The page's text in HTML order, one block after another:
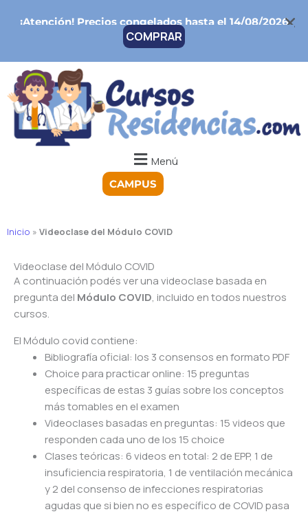
¡Atención!Precios congelados hasta el 14/08/2026
COMPRAR
Menú
CAMPUS
Inicio » Videoclase del Módulo COVID
Videoclase del Módulo COVID
A continuación podés ver una videoclase basada en
pregunta del Módulo COVID, incluido en todos nuestros
cursos.
El Módulo covid contiene:
Bibliografía oficial: los 3 consensos en formato PDF
Choice para practicar online: 15 preguntas
específicas de estas 3 guías sobre los conceptos
más tomables en el examen
Videoclases basadas en preguntas: 15 videos que
responden cada uno de los 15 choice
Clases teóricas: 6 videos en total: 2 de EPP, 1 de
insuficiencia respiratoria, 1 de ventilación mecánica
y 2 del consenso de infecciones respiratorias
agudas que si bien no es específico de COVID pasa